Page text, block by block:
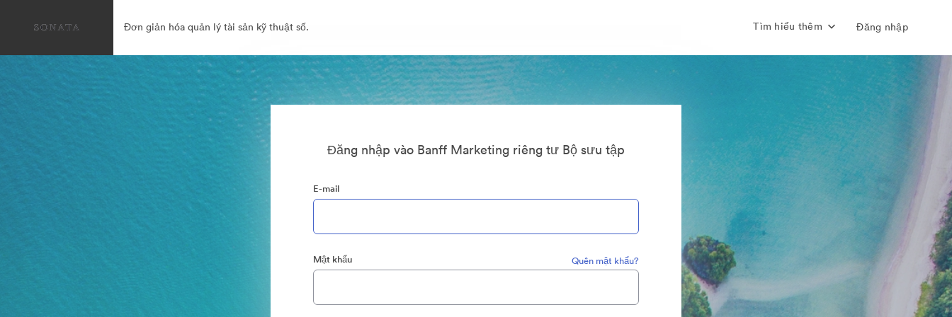
Đơn giản hóa quản lý tài sản kỹ thuật số. Tìm hiểu thêm Đăng nhập
Đăng nhập vào Banff Marketing riêng tư Bộ sưu tập
E-mail
Mật khẩu Quên mật khẩu?